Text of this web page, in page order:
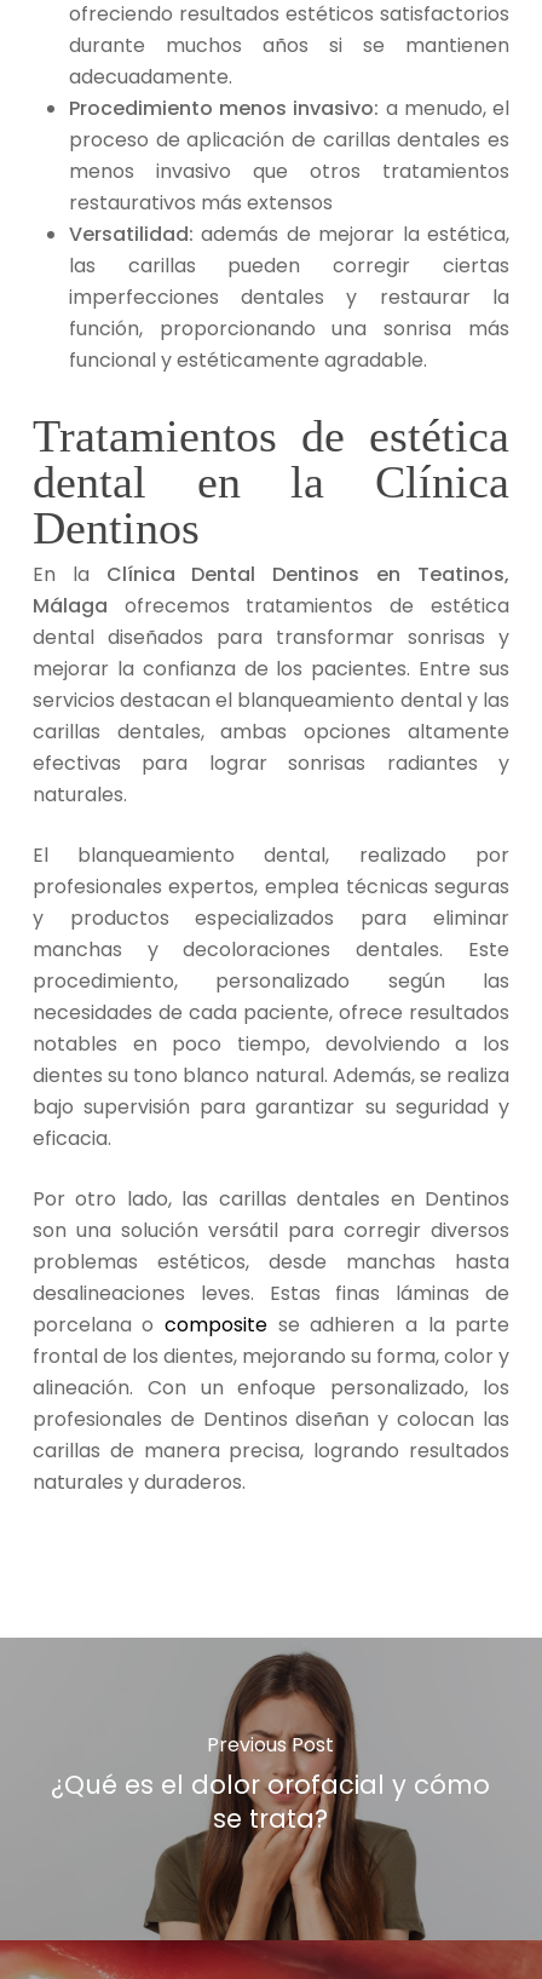
ofreciendo resultados estéticos satisfactorios
durante muchos años si se mantienen
adecuadamente.
Procedimiento menos invasivo: a menudo, el
proceso de aplicación de carillas dentales es
menos invasivo que otros tratamientos
restaurativos más extensos
Versatilidad: además de mejorar la estética,
las carillas pueden corregir ciertas
imperfecciones dentales y restaurar la
función, proporcionando una sonrisa más
funcional y estéticamente agradable.
Tratamientos de estética
dental en la Clínica
Dentinos
En la Clínica Dental Dentinos en Teatinos,
Málaga ofrecemos tratamientos de estética
dental diseñados para transformar sonrisas y
mejorar la confianza de los pacientes. Entre sus
servicios destacan el blanqueamiento dental y las
carillas dentales, ambas opciones altamente
efectivas para lograr sonrisas radiantes y
naturales.
El blanqueamiento dental, realizado por
profesionales expertos, emplea técnicas seguras
y productos especializados para eliminar
manchas y decoloraciones dentales. Este
procedimiento, personalizado según las
necesidades de cada paciente, ofrece resultados
notables en poco tiempo, devolviendo a los
dientes su tono blanco natural. Además, se realiza
bajo supervisión para garantizar su seguridad y
eficacia.
Por otro lado, las carillas dentales en Dentinos
son una solución versátil para corregir diversos
problemas estéticos, desde manchas hasta
desalineaciones leves. Estas finas láminas de
porcelana ocomposite se adhieren a la parte
frontal de los dientes, mejorando su forma, color y
alineación. Con un enfoque personalizado, los
profesionales de Dentinos diseñan y colocan las
carillas de manera precisa, logrando resultados
naturales y duraderos.
Previous Post
¿Qué es el dolor orofacial y cómo
se trata?